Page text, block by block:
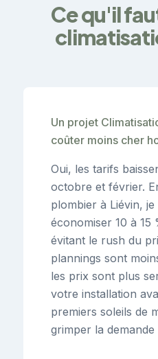
Ce qu'il
Un projet
coûter moins cher
Oui, les tarifs
octobre et février.
plombier à Liévin,
économiser 10 à 15
évitant le rush du
plannings sont
les prix sont plus
votre installation
premiers soleils de
grimper la demande